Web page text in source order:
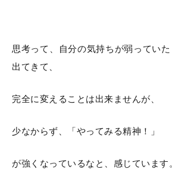
思考って、自分の気持ちが弱ってい
出てきて、
完全に変えることは出来ませんが、
少なからず、「やってみる精神！」
が強くなっているなと、感じています